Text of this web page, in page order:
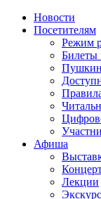
Новости
Посетителям
Режим
Билеты
Афиша
Лекции